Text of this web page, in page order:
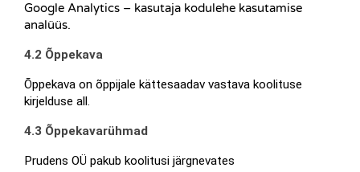
Google Analytics – kasutaja kodulehe kasutamise
analüüs.
4.2 Õppekava
Õppekava on õppijale kättesaadav vastava koolituse
kirjelduse all.
4.3 Õppekavarühmad
Prudens OÜ pakub koolitusi järgnevates